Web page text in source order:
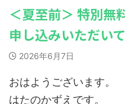
＜夏至前＞ 特別無
申し込みいただい
2026年6月7日
おはようございます。
はたのかずえです。